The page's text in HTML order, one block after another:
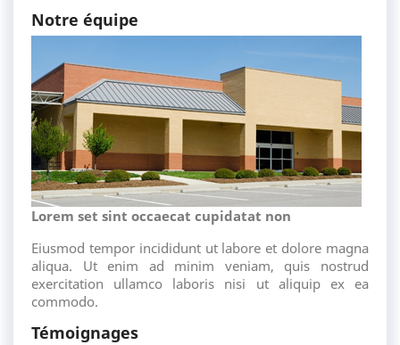
Notre équipe
Lorem set sint occaecat cupidatat non
Eiusmod tempor incididunt ut labore et dolore magna
aliqua. Ut enim ad minim veniam, quis nostrud
exercitation ullamco laboris nisi ut aliquip ex ea
commodo.
Témoignages